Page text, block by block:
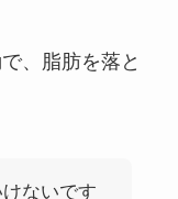
、脂肪を落と
ないです